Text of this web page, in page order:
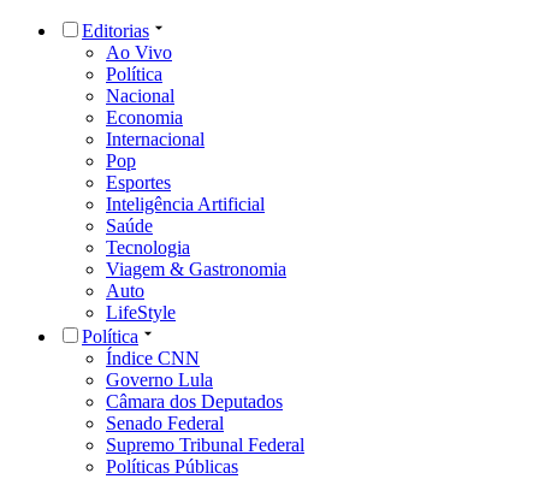
Editorias
Ao Vivo
Política
Nacional
Economia
Internacional
Pop
Esportes
Inteligência Artificial
Saúde
Tecnologia
Viagem & Gastronomia
Auto
LifeStyle
Política
Índice CNN
Governo Lula
Câmara dos Deputados
Senado Federal
Supremo Tribunal Federal
Políticas Públicas